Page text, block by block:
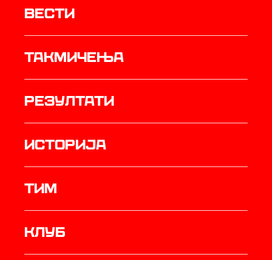
Вести
Такмичења
резултати
историја
ТИМ
Клуб